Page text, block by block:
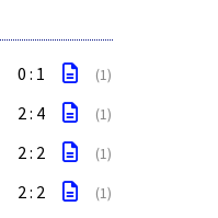
0 : 1 (1)
2 : 4 (1)
2 : 2 (1)
2 : 2 (1)